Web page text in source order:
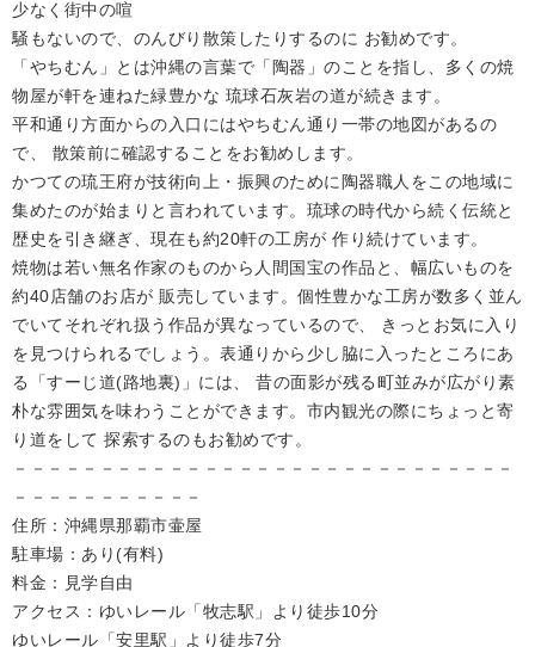
少なく街中の喧
騒もないので、のんびり散策したりするのに お勧めです。
「やちむん」とは沖縄の言葉で「陶器」のことを指し、多くの焼
物屋が軒を連ねた緑豊かな 琉球石灰岩の道が続きます。
平和通り方面からの入口にはやちむん通り一帯の地図があるの
で、 散策前に確認することをお勧めします。
かつての琉王府が技術向上・振興のために陶器職人をこの地域に
集めたのが始まりと言われています。琉球の時代から続く伝統と
歴史を引き継ぎ、現在も約20軒の工房が 作り続けています。
焼物は若い無名作家のものから人間国宝の作品と、幅広いものを
約40店舗のお店が 販売しています。個性豊かな工房が数多く並ん
でいてそれぞれ扱う作品が異なっているので、 きっとお気に入り
を見つけられるでしょう。表通りから少し脇に入ったところにあ
る「すーじ道(路地裏)」には、 昔の面影が残る町並みが広がり素
朴な雰囲気を味わうことができます。市内観光の際にちょっと寄
り道をして 探索するのもお勧めです。
－－－－－－－－－－－－－－－－－－－－－－－－－－－－－
－－－－－－－－－－－
住所：沖縄県那覇市壷屋
駐車場：あり(有料)
料金：見学自由
アクセス：ゆいレール「牧志駅」より徒歩10分
ゆいレール「安里駅」より徒歩7分